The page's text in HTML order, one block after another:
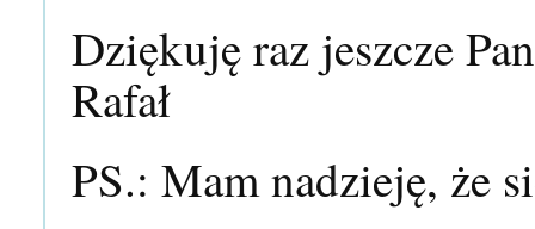
Dziękuję raz jeszcze
Rafał
PS.: Mam nadzieję, że